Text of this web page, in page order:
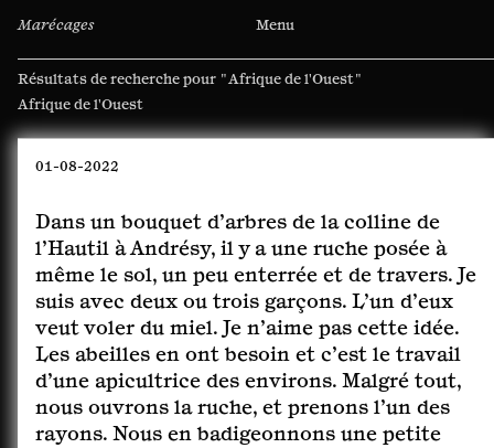
Marécages Menu
Résultats de recherche pour "Afrique de l'Ouest"
Rechercher :
01-08-2022
Dans un bouquet d’arbres de la colline de
l’Hautil à Andrésy, il y a une ruche posée à
même le sol, un peu enterrée et de travers. Je
suis avec deux ou trois garçons. L’un d’eux
veut voler du miel. Je n’aime pas cette idée.
Les abeilles en ont besoin et c’est le travail
d’une apicultrice des environs. Malgré tout,
nous ouvrons la ruche, et prenons l’un des
rayons. Nous en badigeonnons une petite